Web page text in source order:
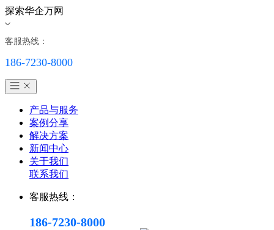
探索华企万网
客服热线：
186-7230-8000
产品与服务
案例分享
解决方案
新闻中心
关于我们
联系我们
客服热线：
186-7230-8000